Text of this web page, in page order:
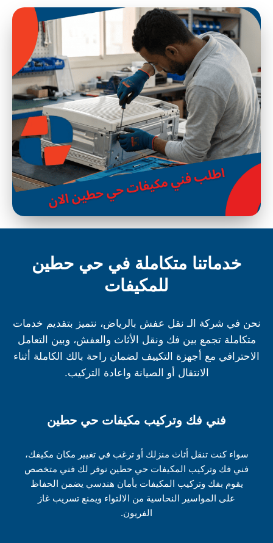
خدماتنا متكاملة في حي حطين
للمكيفات
نحن في شركة الـ نقل عفش بالرياض، نتميز بتقديم خدمات
متكاملة تجمع بين فك ونقل الأثاث والعفش، وبين التعامل
الاحترافي مع أجهزة التكييف لضمان راحة بالك الكاملة أثناء
الانتقال أو الصيانة واعادة التركيب.
فني فك وتركيب مكيفات حي حطين
سواء كنت تنقل أثاث منزلك أو ترغب في تغيير مكان مكيفك،
فني فك وتركيب المكيفات حي حطين نوفر لك فني متخصص
يقوم بفك وتركيب المكيفات بأمان هندسي يضمن الحفاظ
على المواسير النحاسية من الالتواء ويمنع تسريب غاز
الفريون.